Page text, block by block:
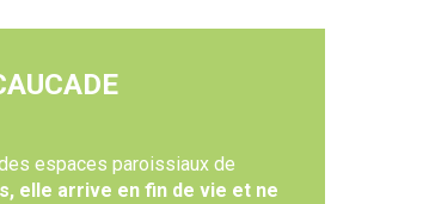
espaces paroissiaux de
elle arrive en fin de vie et ne